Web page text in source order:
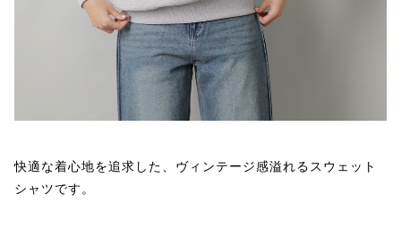
快適な着心地を追求した、ヴィンテージ感溢れるスウェット
シャツです。